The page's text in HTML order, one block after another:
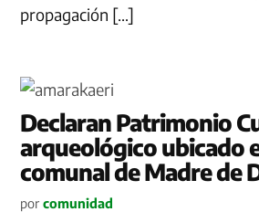
propagación […]
Declaran Patrimonio
arqueológico ubicado
comunal de Madre de
por comunidad